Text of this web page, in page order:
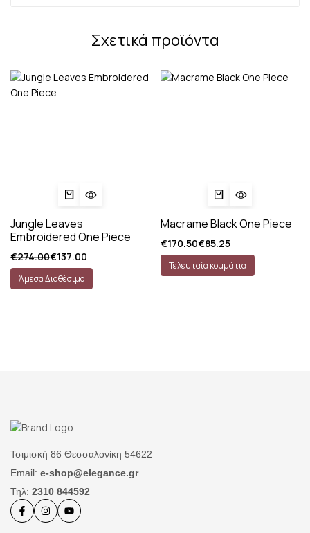
Σχετικά προϊόντα
Jungle Leaves
Embroidered One Piece
€274.00€137.00
Άμεσα Διαθέσιμο
Macrame Black One Piece
€170.50€85.25
Τελευταία κομμάτια
Τσιμισκή 86 Θεσσαλονίκη 54622
Email: e-shop@elegance.gr
Τηλ: 2310 844592